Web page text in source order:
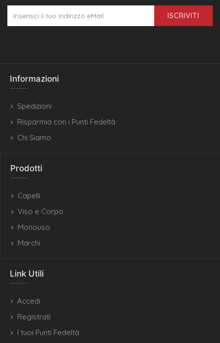
ISCRIVITI
Informazioni
Spedizioni
Risparmia con i Punti Fedeltà
Chi Siamo
Prodotti
Capelli
Viso e Corpo
Monouso
Marchi
Link Utili
Accedi
Registrati
I tuoi Punti Fedeltà